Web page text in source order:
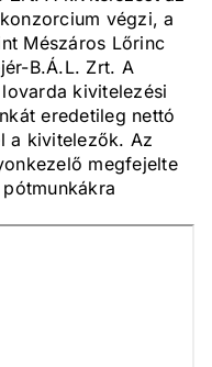
végzi, a
Mészáros Lőrinc
B.Á.L. Zrt. A
kivitelezési
eredetileg nettó
a kivitelezők. Az
megfejelte